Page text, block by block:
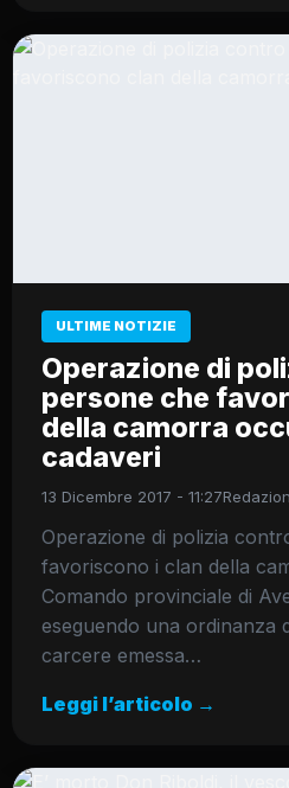
ULTIME NOTIZIE
Operazione di
persone che
della camorra
cadaveri
13 Dicembre 2017 - 11:27
Operazione di polizia
favoriscono i clan della
Comando provinciale di
eseguendo una ordinanza
carcere emessa…
Leggi l’articolo →